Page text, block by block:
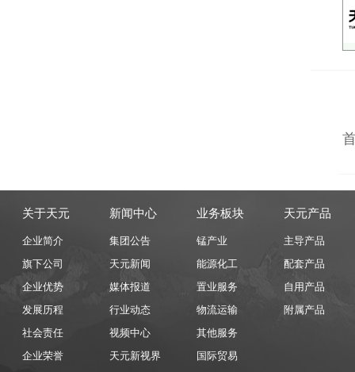
关于天元
企业简介
旗下公司
企业优势
发展历程
社会责任
企业荣誉
新闻中心
集团公告
天元新闻
媒体报道
行业动态
视频中心
天元新视界
业务板块
锰产业
能源化工
置业服务
物流运输
其他服务
国际贸易
天元产品
主导产品
配套产品
自用产品
附属产品